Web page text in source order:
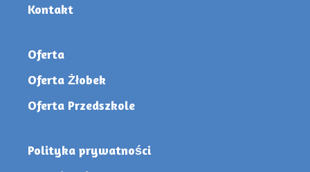
Kontakt
Oferta
Oferta Żłobek
Oferta Przedszkole
Polityka prywatności